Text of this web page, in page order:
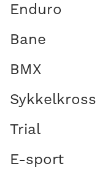
Enduro
Bane
BMX
Sykkelkross
Trial
E-sport